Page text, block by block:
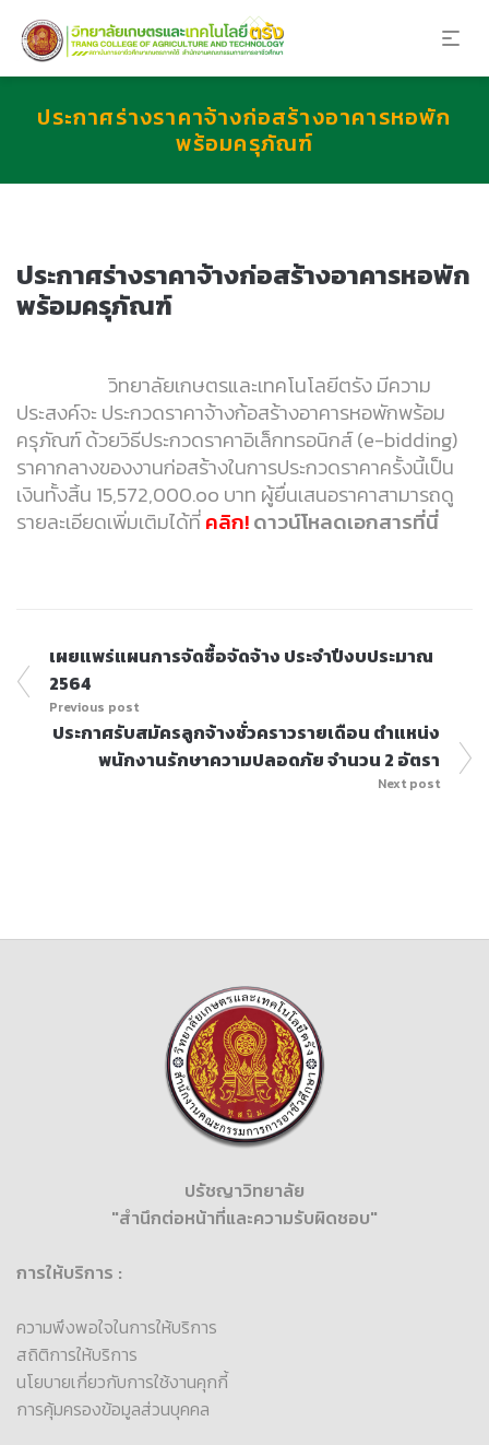
ประกาศร่างราคาจ้างก่อสร้างอาคารหอพัก
พร้อมครุภัณฑ์
ประกาศร่างราคาจ้างก่อสร้างอาคารหอพัก
พร้อมครุภัณฑ์
วิทยาลัยเกษตรและเทคโนโลยีตรัง มีความ
ประสงค์จะ ประกวดราคาจ้างก้อสร้างอาคารหอพักพร้อม
ครุภัณฑ์ ด้วยวิธีประกวดราคาอิเล็กทรอนิกส์ (e-bidding)
ราคากลางของงานก่อสร้างในการประกวดราคาครั้งนี้เป็น
เงินทั้งสิ้น 15,572,000.oo บาท ผู้ยื่นเสนอราคาสามารถดู
รายละเอียดเพิ่มเติมได้ที่คลิก!ดาวน์โหลดเอกสารที่นี่
เผยแพร่แผนการจัดซื้อจัดจ้าง ประจำปีงบประมาณ
2564
Previous post
ประกาศรับสมัครลูกจ้างชั่วคราวรายเดือน ตำแหน่ง
พนักงานรักษาความปลอดภัย จำนวน 2 อัตรา
Next post
ปรัชญาวิทยาลัย
"สำนึกต่อหน้าที่และความรับผิดชอบ"
การให้บริการ :
ความพึงพอใจในการให้บริการ
สถิติการให้บริการ
นโยบายเกี่ยวกับการใช้งานคุกกี้
การคุ้มครองข้อมูลส่วนบุคคล